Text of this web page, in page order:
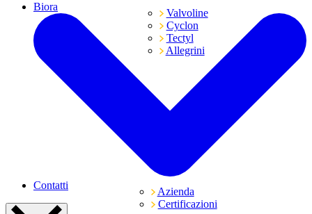
Valvoline
Cyclon
Tectyl
Allegrini
Biora
Azienda
Certificazioni
Contatti